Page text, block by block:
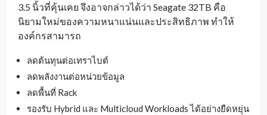
3.5 นิ้วที่คุ้นเคย จึงอาจกล่าวได้ว่า Seagate 32TB คือ
นิยามใหม่ของความหนาแน่นและประสิทธิภาพ ทำให้
องค์กรสามารถ
ลดต้นทุนต่อเทราไบต์
ลดพลังงานต่อหน่วยข้อมูล
ลดพื้นที่ Rack
รองรับ Hybrid และ Multicloud Workloads ได้อย่างยืดหยุ่น